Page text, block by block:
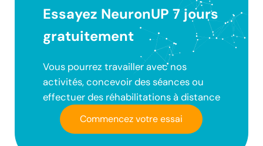
Essayez NeuronUP 7 jours
gratuitement
Vous pourrez travailler avec nos
activités, concevoir des séances ou
effectuer des réhabilitations à distance
Commencez votre essai